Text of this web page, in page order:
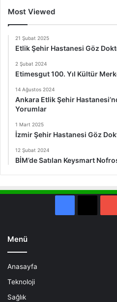
Most Viewed
21 Şubat 2025
Etlik Şehir Hastanesi Göz
2 Şubat 2024
Etimesgut 100. Yıl Kültür
14 Ağustos 2024
Ankara Etlik Şehir
Yorumlar
1 Mart 2025
İzmir Şehir Hastanesi Göz
12 Şubat 2024
BİM’de Satılan Keysmart
Menü
Anasayfa
Teknoloji
Sağlık